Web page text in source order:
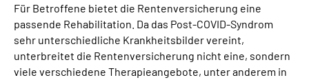
Für Betroffene bietet die Rentenversicherung eine
passende Rehabilitation. Da das Post-COVID-Syndrom
sehr unterschiedliche Krankheitsbilder vereint,
unterbreitet die Rentenversicherung nicht eine, sondern
viele verschiedene Therapieangebote, unter anderem in